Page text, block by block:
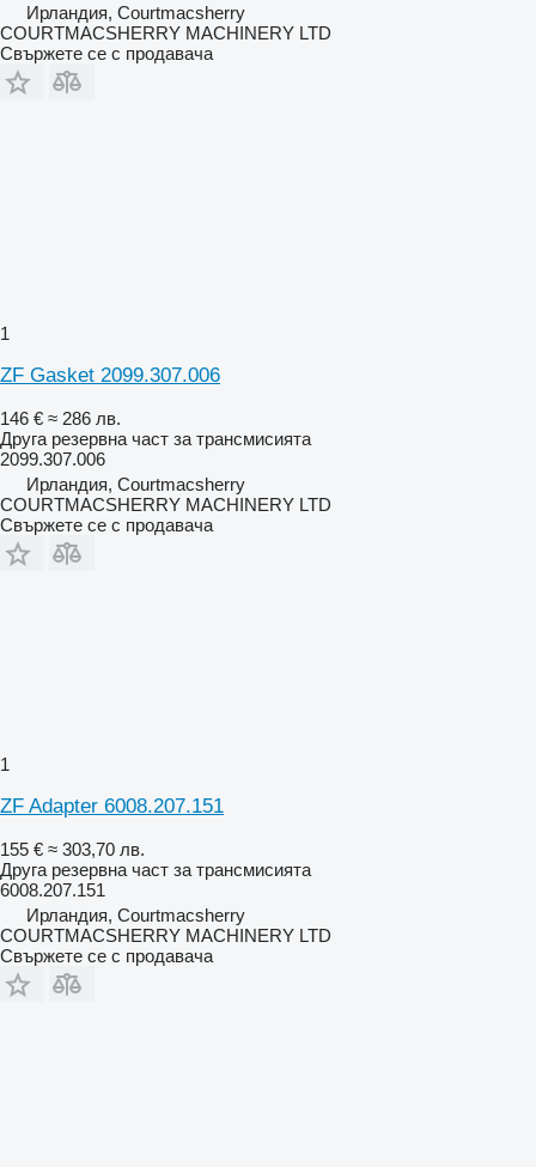
Ирландия, Courtmacsherry
COURTMACSHERRY MACHINERY LTD
Свържете се с продавача
1
ZF Gasket 2099.307.006
146 € ≈ 286 лв.
Друга резервна част за трансмисията
2099.307.006
Ирландия, Courtmacsherry
COURTMACSHERRY MACHINERY LTD
Свържете се с продавача
1
ZF Adapter 6008.207.151
155 € ≈ 303,70 лв.
Друга резервна част за трансмисията
6008.207.151
Ирландия, Courtmacsherry
COURTMACSHERRY MACHINERY LTD
Свържете се с продавача